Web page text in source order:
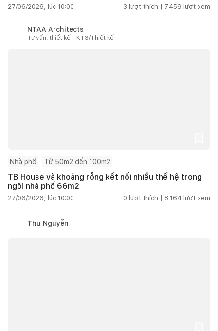
27/06/2026, lúc 10:00 3 lượt thích | 7.459 lượt xem
NTAA Architects
Tư vấn, thiết kế - KTS/Thiết kế
Nhà phố Từ 50m2 đến 100m2
TB House và khoảng rỗng kết nối nhiều thế hệ trong
ngôi nhà phố 66m2
27/06/2026, lúc 10:00 0 lượt thích | 8.164 lượt xem
Thu Nguyễn